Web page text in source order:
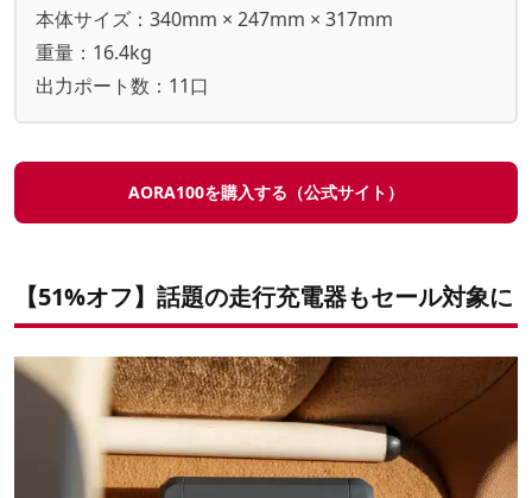
本体サイズ：340mm × 247mm × 317mm
重量：16.4kg
出力ポート数：11口
AORA100を購入する（公式サイト）
【51%オフ】話題の走行充電器もセール対象に